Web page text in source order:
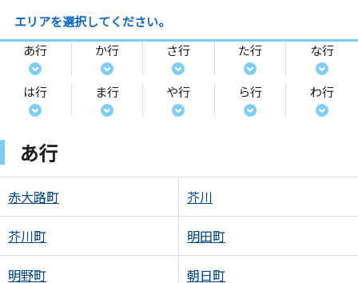
エリアを選択してください。
あ行
か行 さ行 た行 な行
は行 ま行 や行 ら行 わ行
あ行
赤大路町 芥川
芥川町 明田町
明野町 朝日町